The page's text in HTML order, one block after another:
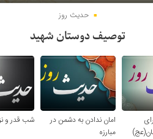
حدیث روز
توصیف دوستان شهید
امان ندادن به دشمن در
مبارزه
شب قدر و